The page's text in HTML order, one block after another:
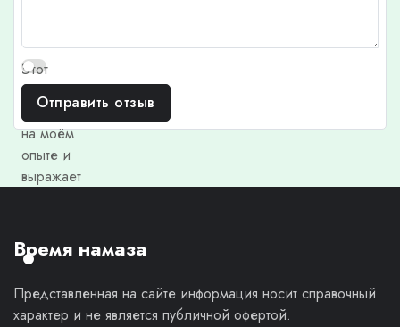
Этот
отзыв
основан
на моём
опыте и
выражает
мнение.
Отправить отзыв
Время намаза
Представленная на сайте информация носит справочный
характер и не является публичной офертой.